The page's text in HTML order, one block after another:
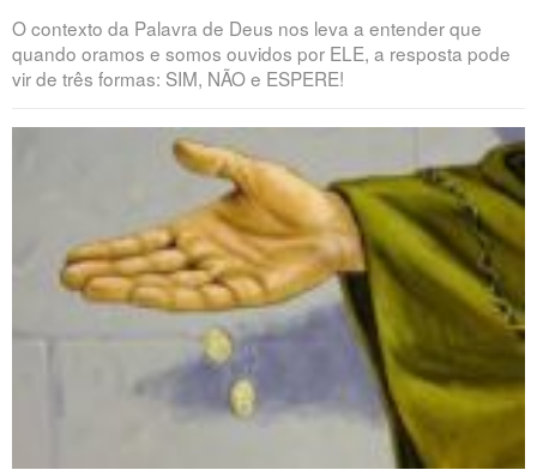
O contexto da Palavra de Deus nos leva a entender que
quando oramos e somos ouvidos por ELE, a resposta pode
vir de três formas: SIM, NÃO e ESPERE!